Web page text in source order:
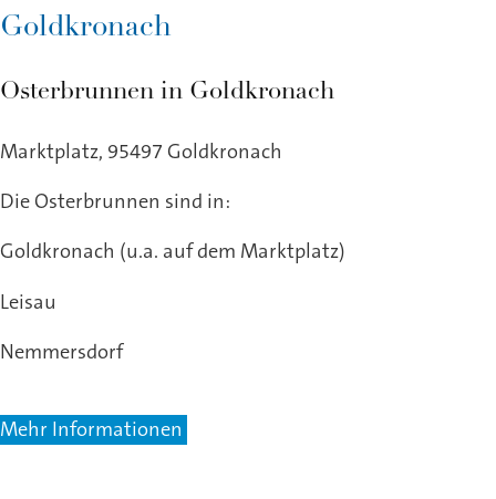
Goldkronach
Osterbrunnen in Goldkronach
Marktplatz, 95497 Goldkronach
Die Osterbrunnen sind in:
Goldkronach (u.a. auf dem Marktplatz)
Leisau
Nemmersdorf
Mehr Informationen